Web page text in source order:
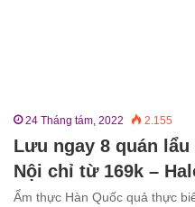
24 Tháng tám, 2022 2.155
Lưu ngay 8 quán
Nội chỉ từ 169k –
Ẩm thực Hàn Quốc quả thực